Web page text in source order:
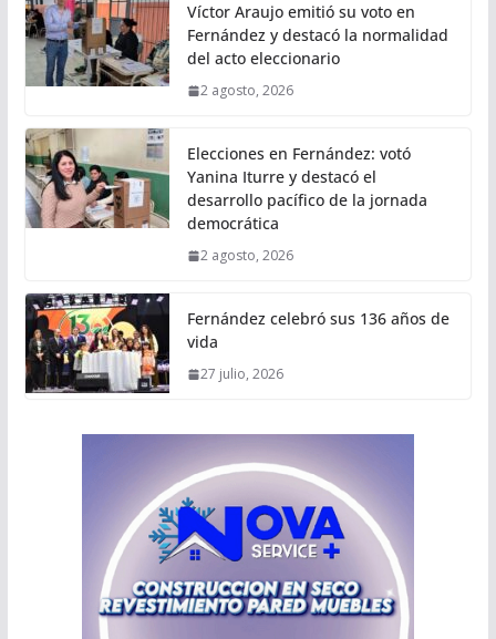
Víctor Araujo emitió su voto en
Fernández y destacó la normalidad
del acto eleccionario
2 agosto, 2026
Elecciones en Fernández: votó
Yanina Iturre y destacó el
desarrollo pacífico de la jornada
democrática
2 agosto, 2026
Fernández celebró sus 136 años de
vida
27 julio, 2026